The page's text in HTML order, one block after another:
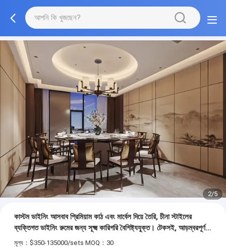
3/5
কাস্টম ডাইনিং আসবাব প্রিমিয়াম কাঠ এবং মার্বেল দিয়ে তৈরি, চীনা স্টাইলের
ব্যক্তিগত ডাইনিং রুমের জন্য সূক্ষ্ম কারিগরি বৈশিষ্ট্যযুক্ত। টেকসই, আড়ম্বরপূর্ণ,
এবং আপনার ডাইনিং স্পেস নিখুঁতভাবে উন্নত করার জন্য উপযুক্ত।
মূল্য：$350-135000/sets MOQ：30